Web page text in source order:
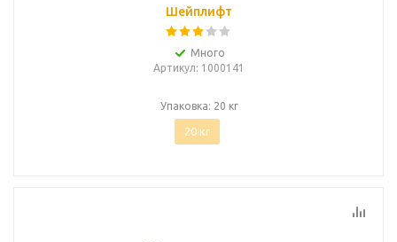
Шейплифт
Много
Артикул: 1000141
Упаковка: 20 кг
20 кг